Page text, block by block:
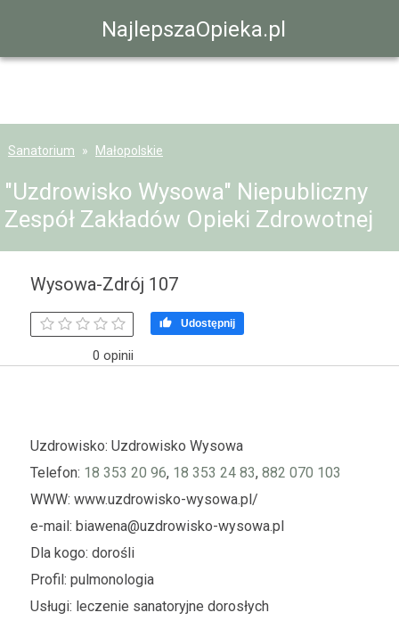
NajlepszaOpieka.pl
Sanatorium Małopolskie
"Uzdrowisko Wysowa" Niepubliczny
Zespół Zakładów Opieki Zdrowotnej
Wysowa-Zdrój 107
0 opinii
 Udostępnij
Uzdrowisko: Uzdrowisko Wysowa
Telefon: 18 353 20 96, 18 353 24 83, 882 070 103
WWW: www.uzdrowisko-wysowa.pl/
e-mail: biawena@uzdrowisko-wysowa.pl
Dla kogo: dorośli
Profil: pulmonologia
Usługi: leczenie sanatoryjne dorosłych